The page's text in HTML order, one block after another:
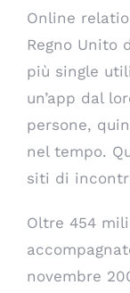
Online
Regno Unito
più single
un’app dal
persone,
nel tempo.
siti di
Oltre 454
novembre